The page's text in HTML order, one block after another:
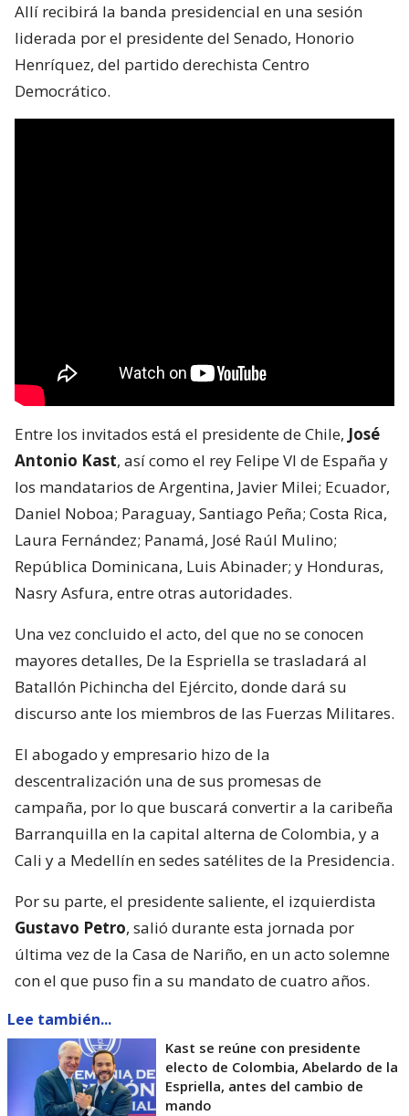
Allí recibirá la banda presidencial en una sesión
liderada por el presidente del Senado, Honorio
Henríquez, del partido derechista Centro
Democrático.
Entre los invitados está el presidente de Chile, José
Antonio Kast, así como el rey Felipe VI de España y
los mandatarios de Argentina, Javier Milei; Ecuador,
Daniel Noboa; Paraguay, Santiago Peña; Costa Rica,
Laura Fernández; Panamá, José Raúl Mulino;
República Dominicana, Luis Abinader; y Honduras,
Nasry Asfura, entre otras autoridades.
Una vez concluido el acto, del que no se conocen
mayores detalles, De la Espriella se trasladará al
Batallón Pichincha del Ejército, donde dará su
discurso ante los miembros de las Fuerzas Militares.
El abogado y empresario hizo de la
descentralización una de sus promesas de
campaña, por lo que buscará convertir a la caribeña
Barranquilla en la capital alterna de Colombia, y a
Cali y a Medellín en sedes satélites de la Presidencia.
Por su parte, el presidente saliente, el izquierdista
Gustavo Petro, salió durante esta jornada por
última vez de la Casa de Nariño, en un acto solemne
con el que puso fin a su mandato de cuatro años.
Lee también...
Kast se reúne con presidente
electo de Colombia, Abelardo de la
Espriella, antes del cambio de
mando